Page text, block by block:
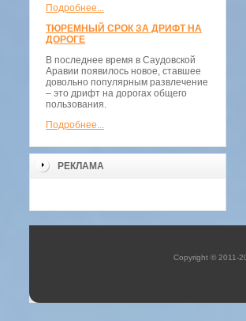
Подробнее...
ТЮРЕМНЫЙ СРОК ЗА ДРИФТ НА
ДОРОГЕ
В последнее время в Саудовской
Аравии появилось новое, ставшее
довольно популярным развлечение
– это дрифт на дорогах общего
пользования.
Подробнее...
РЕКЛАМА
Copyright © 2011-